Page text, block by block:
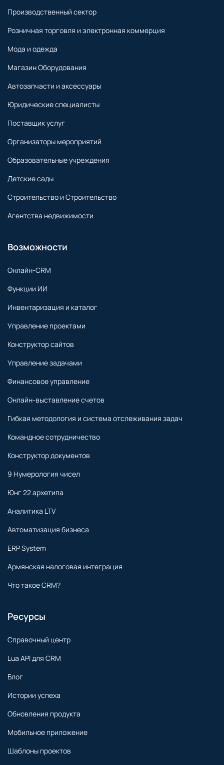
Производственный сектор
Розничная торговля и электронная коммерция
Мода и одежда
Магазин Оборудования
Автозапчасти и аксессуары
Юридические специалисты
Поставщик услуг
Организаторы мероприятий
Образовательные учреждения
Детские сады
Строительство и Строительство
Агентства недвижимости
Возможности
Онлайн-CRM
Функции ИИ
Инвентаризация и каталог
Управление проектами
Конструктор сайтов
Управление задачами
Финансовое управление
Онлайн-выставление счетов
Гибкая методология и система отслеживания задач
Командное сотрудничество
Конструктор документов
9 Нумерология чисел
Юнг 22 архетипа
Аналитика LTV
Автоматизация бизнеса
ERP System
Армянская налоговая интеграция
Что такое CRM?
Ресурсы
Справочный центр
Lua API для CRM
Блог
Истории успеха
Обновления продукта
Мобильное приложение
Шаблоны проектов